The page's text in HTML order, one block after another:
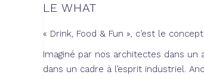
LE WHAT
« Drink, Food & Fun », c’est le
Imaginé par nos architectes dans un
dans un cadre à l’esprit industriel.